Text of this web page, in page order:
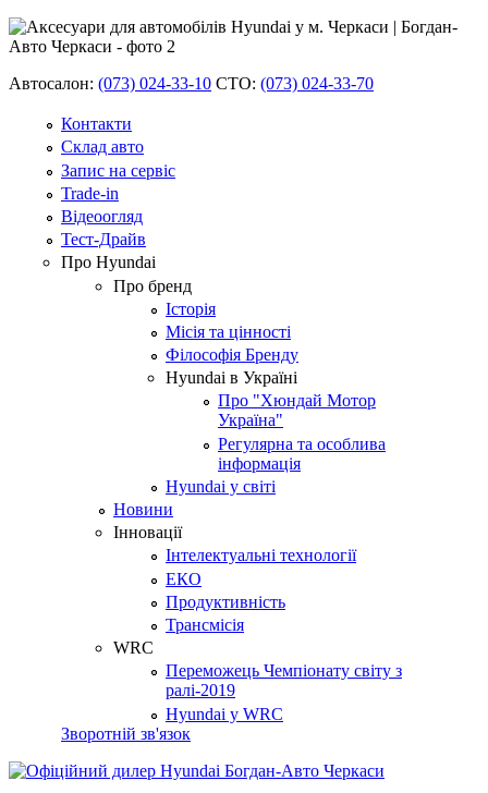
Автосалон: (073) 024-33-10 СТО: (073) 024-33-70
Контакти
Склад авто
Запис на сервіс
Trade-in
Відеоогляд
Тест-Драйв
Про Hyundai
Про бренд
Історія
Місія та цінності
Філософія Бренду
Hyundai в Україні
Про "Хюндай Мотор
Україна"
Регулярна та особлива
інформація
Hyundai у світі
Новини
Інновації
Інтелектуальні технології
ЕКО
Продуктивність
Трансмісія
WRC
Переможець Чемпіонату світу з
ралі-2019
Hyundai у WRC
Зворотній зв'язок